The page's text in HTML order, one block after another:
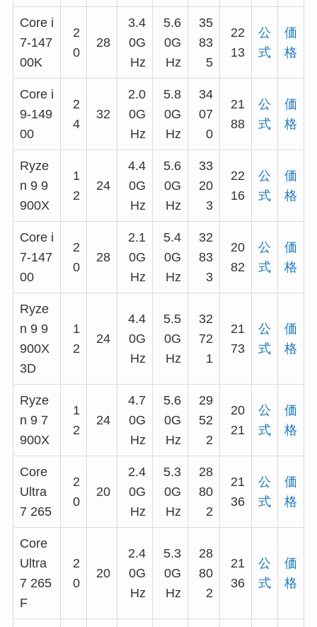
Core i
7-147
00K
2
0
28
3.4
0G
Hz
5.6
0G
Hz
35
83
5
22
13
公
式
価
格
Core i
9-149
00
2
4
32
2.0
0G
Hz
5.8
0G
Hz
34
07
0
21
88
公
式
価
格
Ryze
n 9 9
900X
1
2
24
4.4
0G
Hz
5.6
0G
Hz
33
20
3
22
16
公
式
価
格
Core i
7-147
00
2
0
28
2.1
0G
Hz
5.4
0G
Hz
32
83
3
20
82
公
式
価
格
Ryze
n 9 9
900X
3D
1
2
24
4.4
0G
Hz
5.5
0G
Hz
32
72
1
21
73
公
式
価
格
Ryze
n 9 7
900X
1
2
24
4.7
0G
Hz
5.6
0G
Hz
29
52
2
20
21
公
式
価
格
Core
Ultra
7 265
2
0
20
2.4
0G
Hz
5.3
0G
Hz
28
80
2
21
36
公
式
価
格
Core
Ultra
7 265
F
2
0
20
2.4
0G
Hz
5.3
0G
Hz
28
80
2
21
36
公
式
価
格